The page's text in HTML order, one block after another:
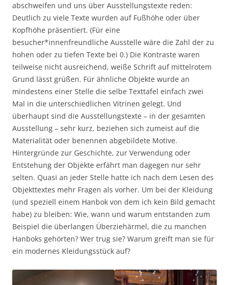
abschweifen und uns über Ausstellungstexte reden:
Deutlich zu viele Texte wurden auf Fußhöhe oder über
Kopfhöhe präsentiert. (Für eine
besucher*innenfreundliche Ausstelle wäre die Zahl der zu
hohen oder zu tiefen Texte bei 0.) Die Kontraste waren
teilweise nicht ausreichend, weiße Schrift auf mittelrotem
Grund lässt grüßen. Für ähnliche Objekte wurde an
mindestens einer Stelle die selbe Texttafel einfach zwei
Mal in die unterschiedlichen Vitrinen gelegt. Und
überhaupt sind die Ausstellungstexte – in der gesamten
Ausstellung – sehr kurz, beziehen sich zumeist auf die
Materialität oder benennen abgebildete Motive.
Hintergründe zur Geschichte, zur Verwendung oder
Entstehung der Objekte erfährt man dagegen nur sehr
selten. Quasi an jeder Stelle hatte ich nach dem Lesen des
Objekttextes mehr Fragen als vorher. Um bei der Kleidung
(und speziell einem Hanbok von dem ich kein Bild gemacht
habe) zu bleiben: Wie, wann und warum entstanden zum
Beispiel die überlangen Überziehärmel, die zu manchen
Hanboks gehörten? Wer trug sie? Warum greift man sie für
ein modernes Kleidungsstück auf?